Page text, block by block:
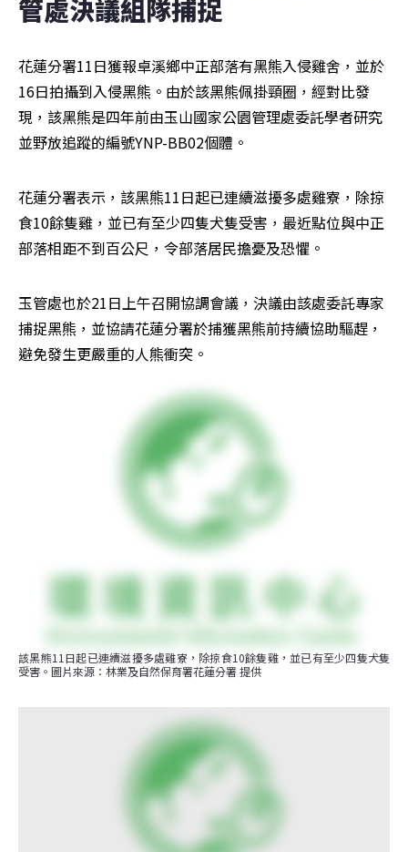
管處決議組隊捕捉
花蓮分署11日獲報卓溪鄉中正部落有黑熊入侵雞舍，並於
16日拍攝到入侵黑熊。由於該黑熊佩掛頸圈，經對比發
現，該黑熊是四年前由玉山國家公園管理處委託學者研究
並野放追蹤的編號YNP-BB02個體。
花蓮分署表示，該黑熊11日起已連續滋擾多處雞寮，除掠
食10餘隻雞，並已有至少四隻犬隻受害，最近點位與中正
部落相距不到百公尺，令部落居民擔憂及恐懼。
玉管處也於21日上午召開協調會議，決議由該處委託專家
捕捉黑熊，並協請花蓮分署於捕獲黑熊前持續協助驅趕，
避免發生更嚴重的人熊衝突。
該黑熊11日起已連續滋擾多處雞寮，除掠食10餘隻雞，並已有至少四隻犬隻
受害。圖片來源：林業及自然保育署花蓮分署 提供